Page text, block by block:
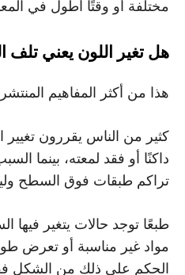
مختلفة أو وقتًا أطول في
هل تغير اللون يعني تلف
هذا من أكثر المفاهيم
كثير من الناس يقررون تغيير
داكنًا أو فقد لمعته، بينما
تراكم طبقات فوق السطح
طبعًا توجد حالات يتغير
مواد غير مناسبة أو تعرض
الحكم على ذلك من الشكل